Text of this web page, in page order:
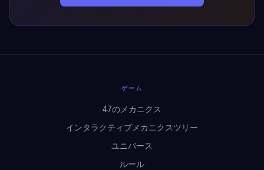
ゲーム
47のメカニクス
インタラクティブメカニクスツリー
ユニバース
ルール